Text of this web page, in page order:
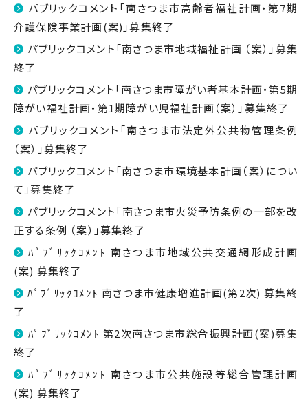
パブリックコメント「南さつま市高齢者福祉計画・第7期
介護保険事業計画(案)」募集終了
パブリックコメント「南さつま市地域福祉計画 （案）」募集
終了
パブリックコメント「南さつま市障がい者基本計画・第5期
障がい福祉計画・第1期障がい児福祉計画（案）」募集終了
パブリックコメント「南さつま市法定外公共物管理条例
（案）」募集終了
パブリックコメント「南さつま市環境基本計画（案）につい
て」募集終了
パブリックコメント「南さつま市火災予防条例の一部を改
正する条例 （案）」募集終了
ﾊﾟﾌﾞﾘｯｸｺﾒﾝﾄ 南さつま市地域公共交通網形成計画
(案) 募集終了
ﾊﾟﾌﾞﾘｯｸｺﾒﾝﾄ 南さつま市健康増進計画(第2次) 募集終
了
ﾊﾟﾌﾞﾘｯｸｺﾒﾝﾄ 第2次南さつま市総合振興計画(案)募集
終了
ﾊﾟﾌﾞﾘｯｸｺﾒﾝﾄ 南さつま市公共施設等総合管理計画
(案) 募集終了